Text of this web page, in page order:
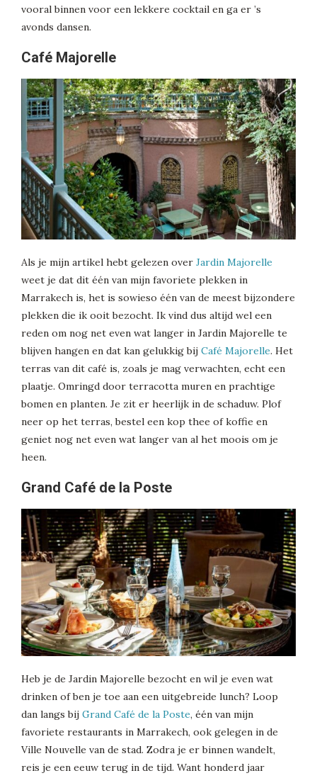
vooral binnen voor een lekkere cocktail en ga er ’s
avonds dansen.
Café Majorelle
Als je mijn artikel hebt gelezen over Jardin Majorelle
weet je dat dit één van mijn favoriete plekken in
Marrakech is, het is sowieso één van de meest bijzondere
plekken die ik ooit bezocht. Ik vind dus altijd wel een
reden om nog net even wat langer in Jardin Majorelle te
blijven hangen en dat kan gelukkig bij Café Majorelle. Het
terras van dit café is, zoals je mag verwachten, echt een
plaatje. Omringd door terracotta muren en prachtige
bomen en planten. Je zit er heerlijk in de schaduw. Plof
neer op het terras, bestel een kop thee of koffie en
geniet nog net even wat langer van al het moois om je
heen.
Grand Café de la Poste
Heb je de Jardin Majorelle bezocht en wil je even wat
drinken of ben je toe aan een uitgebreide lunch? Loop
dan langs bij Grand Café de la Poste, één van mijn
favoriete restaurants in Marrakech, ook gelegen in de
Ville Nouvelle van de stad. Zodra je er binnen wandelt,
reis je een eeuw terug in de tijd. Want honderd jaar